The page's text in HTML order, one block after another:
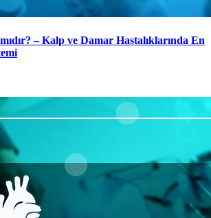
– Kalp ve Damar Hastalıklarında En